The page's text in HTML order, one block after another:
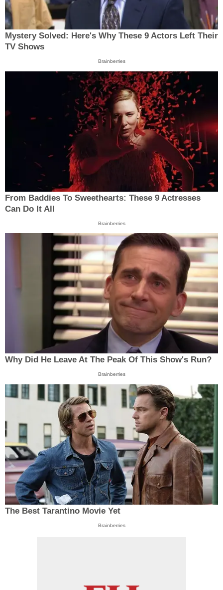
Mystery Solved: Here's Why These 9 Actors Left Their
TV Shows
Brainberries
From Baddies To Sweethearts: These 9 Actresses
Can Do It All
Brainberries
Why Did He Leave At The Peak Of This Show's Run?
Brainberries
The Best Tarantino Movie Yet
Brainberries